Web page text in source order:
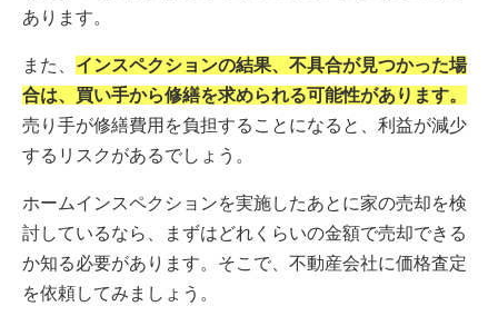
あります。
また、 インスペクションの結果、不具合が見つかった場
合は、買い手から修繕を求められる可能性があります。
売り手が修繕費用を負担することになると、利益が減少
するリスクがあるでしょう。
ホームインスペクションを実施したあとに家の売却を検
討しているなら、まずはどれくらいの金額で売却できる
か知る必要があります。そこで、不動産会社に価格査定
を依頼してみましょう。